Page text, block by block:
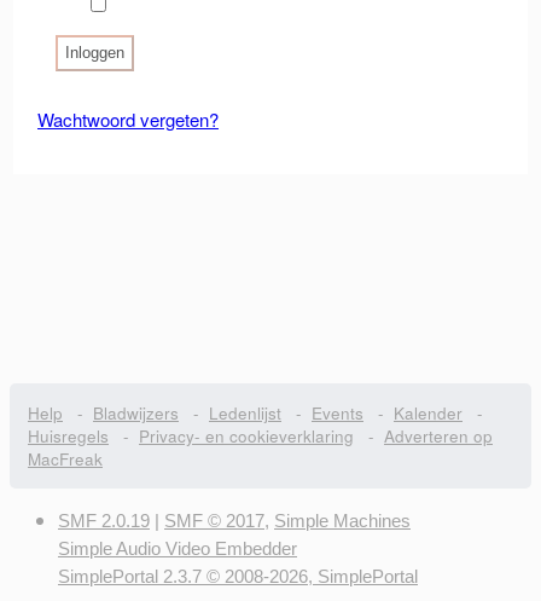
Wachtwoord vergeten?
Help - Bladwijzers - Ledenlijst - Events - Kalender -
Huisregels - Privacy- en cookieverklaring - Adverteren op
MacFreak
SMF 2.0.19 | SMF © 2017, Simple Machines
Simple Audio Video Embedder
SimplePortal 2.3.7 © 2008-2026, SimplePortal